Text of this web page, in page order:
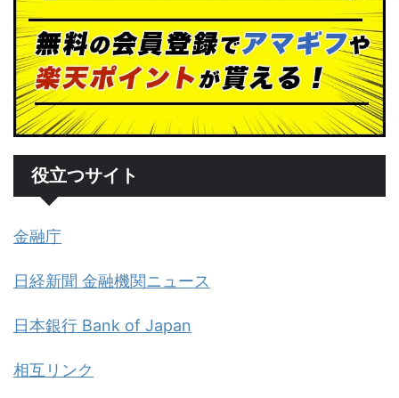
役立つサイト
金融庁
日経新聞 金融機関ニュース
日本銀行 Bank of Japan
相互リンク